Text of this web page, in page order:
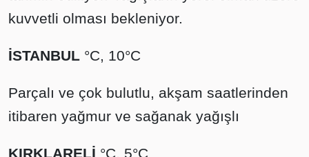
kuvvetli olması bekleniyor.
İSTANBUL °C, 10°C
Parçalı ve çok bulutlu, akşam saatlerinden
itibaren yağmur ve sağanak yağışlı
KIRKLARELİ °C, 5°C